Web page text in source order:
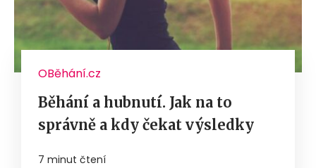
OBěhání.cz
Běhání a hubnutí. Jak na to
správně a kdy čekat výsledky
7 minut čtení